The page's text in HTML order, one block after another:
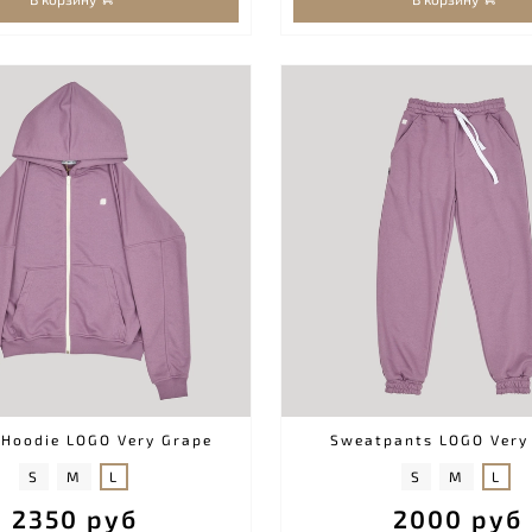
LOGO Very Grape
S M L
2350 руб
Sweatpants LOGO Very
S M L
2000 руб